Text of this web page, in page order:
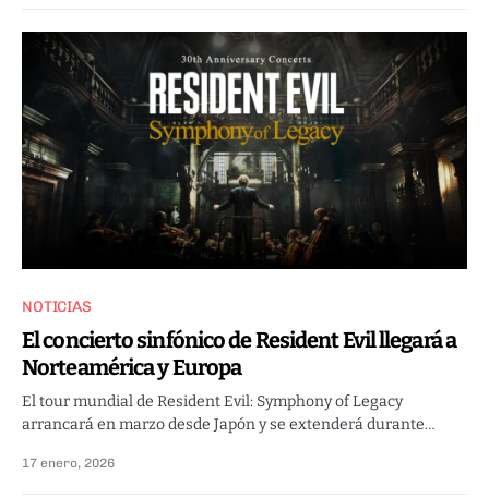
NOTICIAS
El concierto sinfónico de Resident Evil llegará a
Norteamérica y Europa
El tour mundial de Resident Evil: Symphony of Legacy
arrancará en marzo desde Japón y se extenderá durante…
17 enero, 2026